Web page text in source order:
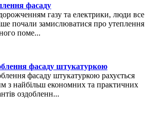
фасаду
газу та електрики, люди все
почали замислюватися про утеплення
поме...
фасаду штукатуркою
фасаду штукатуркою рахується
з найбільш економних та практичних
оздобленн...